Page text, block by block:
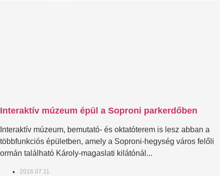
Interaktív múzeum épül a Soproni parkerdőben
Interaktív múzeum, bemutató- és oktatóterem is lesz abban a
többfunkciós épületben, amely a Soproni-hegység város felőli
ormán található Károly-magaslati kilátónál...
2016.07.11.